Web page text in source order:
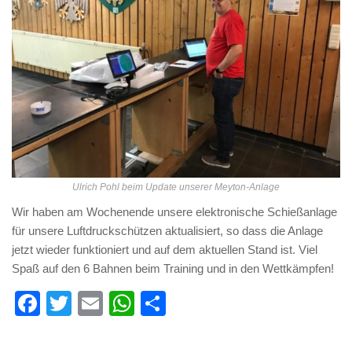
Ulrich Pohl beim Update unserer Meyton-Anlage
Wir haben am Wochenende unsere elektronische Schießanlage
für unsere Luftdruckschützen aktualisiert, so dass die Anlage
jetzt wieder funktioniert und auf dem aktuellen Stand ist. Viel
Spaß auf den 6 Bahnen beim Training und in den Wettkämpfen!
Facebook
Twitter
EmailWhatsApp